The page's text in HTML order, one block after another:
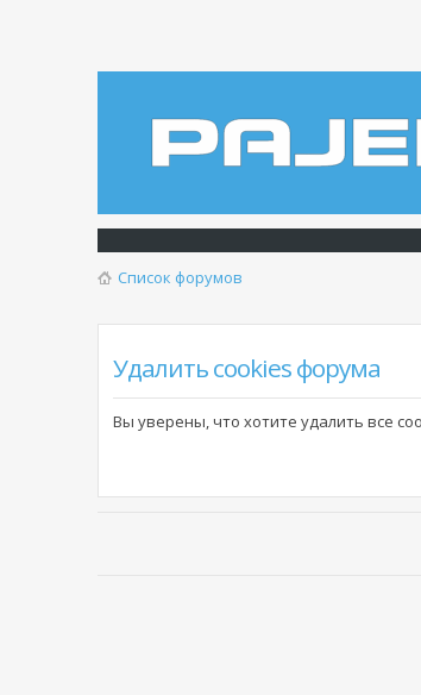
Список форумов
Удалить cookies форума
Вы уверены, что хотите удалить все